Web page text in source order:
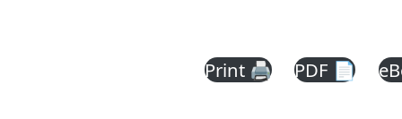
Print 🖨 PDF 📄